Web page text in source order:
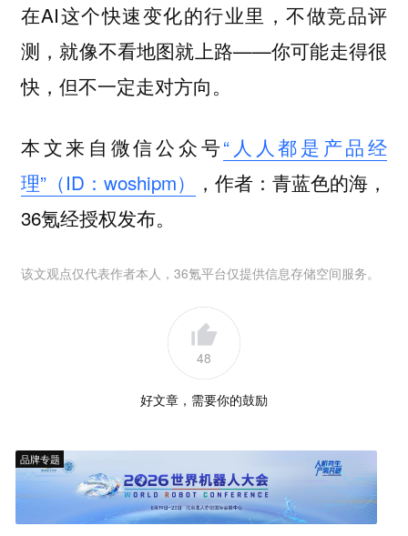
在AI这个快速变化的行业里，不做竞品评
测，就像不看地图就上路——你可能走得很
快，但不一定走对方向。
本文来自微信公众号“人人都是产品经
理”（ID：woshipm）
，作者：青蓝色的海，
36氪经授权发布。
该文观点仅代表作者本人，36氪平台仅提供信息存储空间服务。
48
好文章，需要你的鼓励
品牌专题